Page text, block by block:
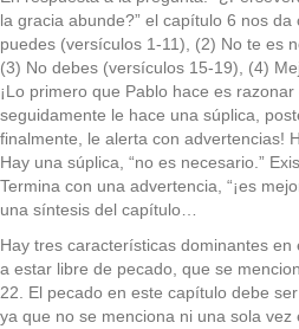
la gracia abunde?” el capítulo 6 nos
puedes (versículos 1-11), (2) No te es
(3) No debes (versículos 15-19), (4)
¡Lo primero que Pablo hace es
seguidamente le hace una súplica,
finalmente, le alerta con advertencias!
Hay una súplica, “no es necesario.”
Termina con una advertencia, “¡es
una síntesis del capítulo…
Hay tres características dominantes
a estar libre de pecado, que se
22. El pecado en este capítulo debe
ya que no se menciona ni una sola